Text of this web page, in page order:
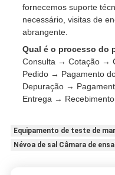
fornecemos suporte
necessário, visitas de
abrangente.
Qual é o processo do
Consulta → Cotação →
Pedido → Pagamento
Depuração →
Entrega →
Equipamento de teste de
Névoa de sal Câmara de